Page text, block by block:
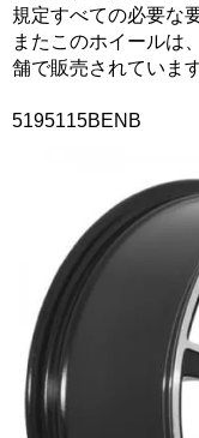
規定すべての必要な
またこのホイールは
舗で販売されています
5195115BENB